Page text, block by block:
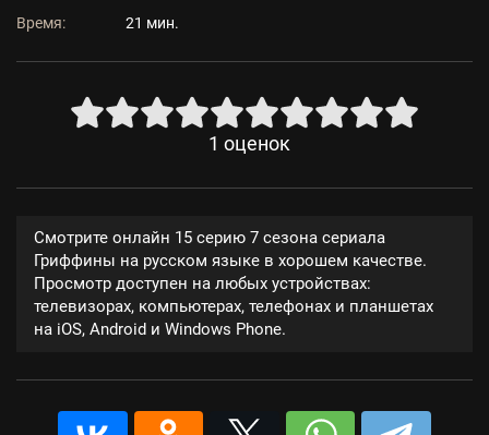
Время:
21 мин.
1 оценок
Смотрите онлайн 15 серию 7 сезона сериала
Гриффины на русском языке в хорошем качестве.
Просмотр доступен на любых устройствах:
телевизорах, компьютерах, телефонах и планшетах
на iOS, Android и Windows Phone.